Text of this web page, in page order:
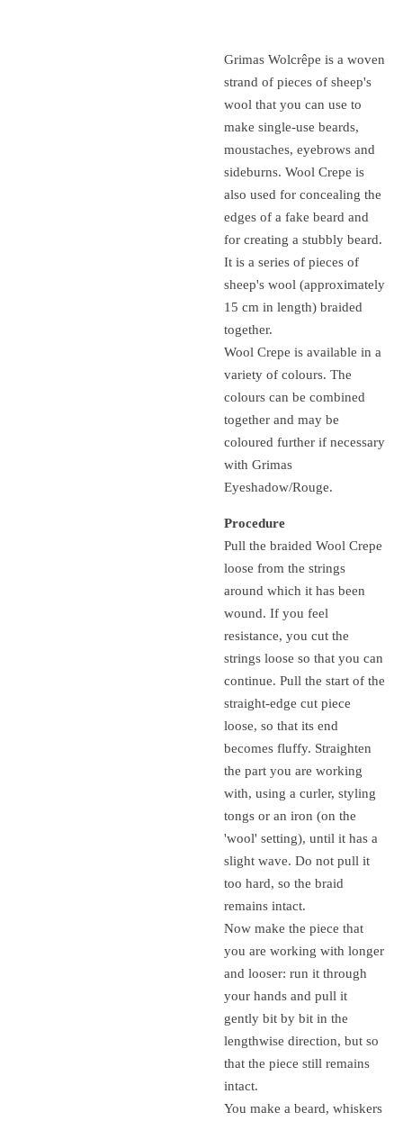
Grimas Wolcrêpe is a woven
strand of pieces of sheep's
wool that you can use to
make single-use beards,
moustaches, eyebrows and
sideburns. Wool Crepe is
also used for concealing the
edges of a fake beard and
for creating a stubbly beard.
It is a series of pieces of
sheep's wool (approximately
15 cm in length) braided
together.
Wool Crepe is available in a
variety of colours. The
colours can be combined
together and may be
coloured further if necessary
with Grimas
Eyeshadow/Rouge.
Procedure
Pull the braided Wool Crepe
loose from the strings
around which it has been
wound. If you feel
resistance, you cut the
strings loose so that you can
continue. Pull the start of the
straight-edge cut piece
loose, so that its end
becomes fluffy. Straighten
the part you are working
with, using a curler, styling
tongs or an iron (on the
'wool' setting), until it has a
slight wave. Do not pull it
too hard, so the braid
remains intact.
Now make the piece that
you are working with longer
and looser: run it through
your hands and pull it
gently bit by bit in the
lengthwise direction, but so
that the piece still remains
intact.
You make a beard, whiskers